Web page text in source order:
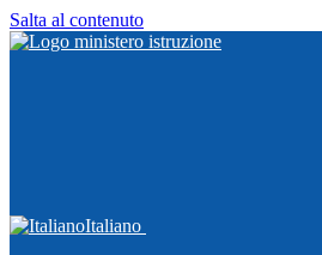
Salta al contenuto
Italiano